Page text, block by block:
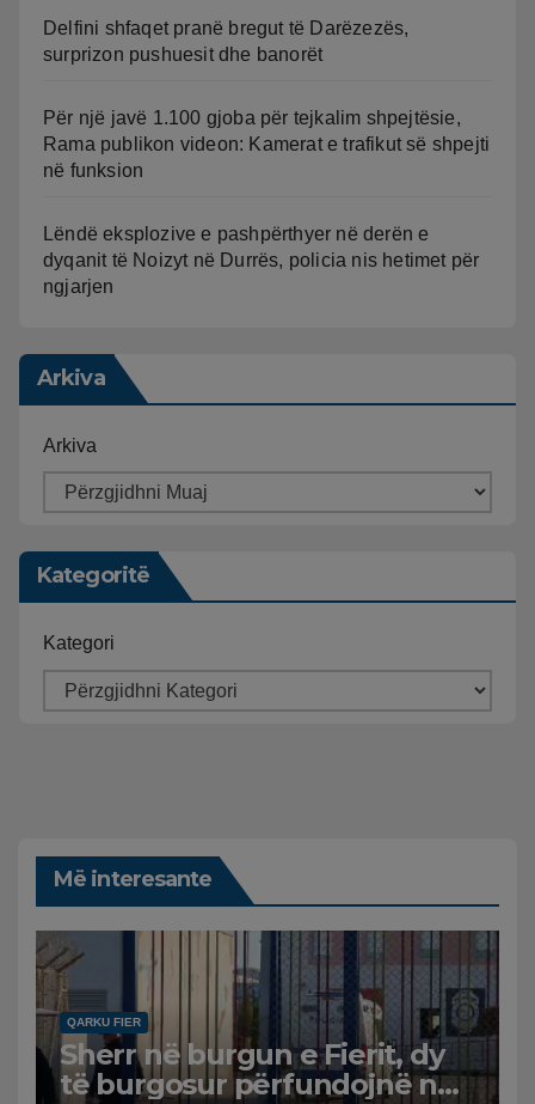
Delfini shfaqet pranë bregut të Darëzezës,
surprizon pushuesit dhe banorët
Për një javë 1.100 gjoba për tejkalim shpejtësie,
Rama publikon videon: Kamerat e trafikut së shpejti
në funksion
Lëndë eksplozive e pashpërthyer në derën e
dyqanit të Noizyt në Durrës, policia nis hetimet për
ngjarjen
Arkiva
Arkiva
Kategoritë
Kategori
Më interesante
QARKU FIER
Sherr në burgun e Fierit, dy
të burgosur përfundojnë në